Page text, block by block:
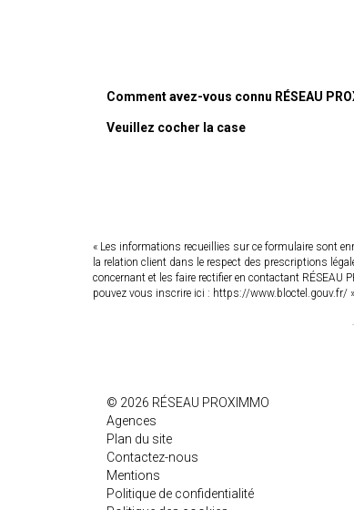
Comment avez-vous connu RÉSEAU
Veuillez cocher la case
« Les informations recueillies sur ce formulaire sont
la relation client dans le respect des prescriptions
concernant et les faire rectifier en contactant
pouvez vous inscrire ici : https://www.bloctel.gouv.fr/ »
© 2026 RÉSEAU PROXIMMO
Agences
Plan du site
Contactez-nous
Mentions
Politique de confidentialité